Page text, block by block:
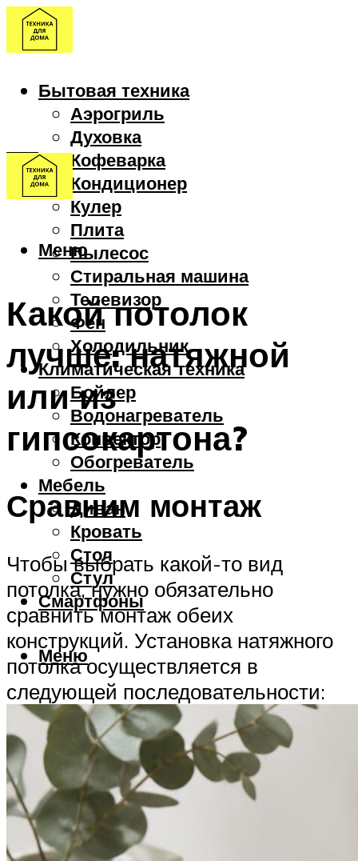
Бытовая техника
Аэрогриль
Духовка
Кофеварка
Кондиционер
Кулер
Плита
Пылесос
Стиральная машина
Телевизор
Фен
Холодильник
Климатическая техника
Бойлер
Водонагреватель
Конвектор
Обогреватель
Мебель
Диван
Кровать
Стол
Стул
Смартфоны
Меню
Меню
Какой потолок
лучше: натяжной
или из
гипсокартона?
Сравним монтаж
Чтобы выбрать какой-то вид
потолка, нужно обязательно
сравнить монтаж обеих
конструкций. Установка натяжного
потолка осуществляется в
следующей последовательности: